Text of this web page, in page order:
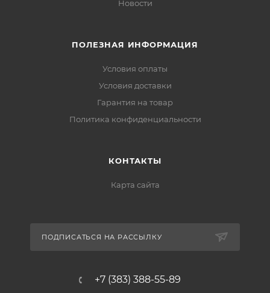
Новости
ПОЛЕЗНАЯ ИНФОРМАЦИЯ
Условия оплаты
Условия доставки
Гарантия на товар
Политика конфиденциальности
КОНТАКТЫ
Карта сайта
ПОДПИСАТЬСЯ НА РАССЫЛКУ
+7 (383) 388-55-89